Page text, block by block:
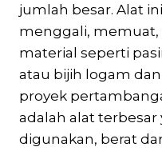
jumlah besar. Alat
menggali,
material seperti
atau bijih logam
proyek
adalah alat
digunakan, berat